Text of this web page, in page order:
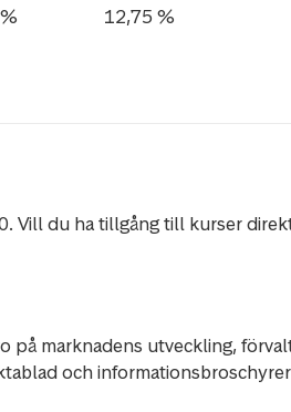
12,75 %
Vill du ha tillgång till kurser
på marknadens utveckling,
och